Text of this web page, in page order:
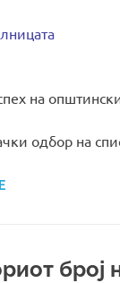
на
одбор на